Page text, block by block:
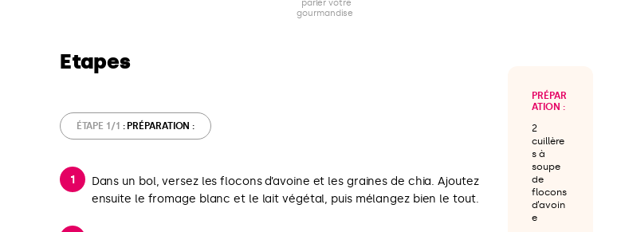
parler votre
gourmandise
Etapes
ÉTAPE 1/1 : PRÉPARATION :
Dans un bol, versez les flocons d’avoine et les graines de chia. Ajoutez
ensuite le fromage blanc et le lait végétal, puis mélangez bien le tout.
PRÉPAR
ATION :
2
cuillère
s à
soupe
de
flocons
d’avoin
e